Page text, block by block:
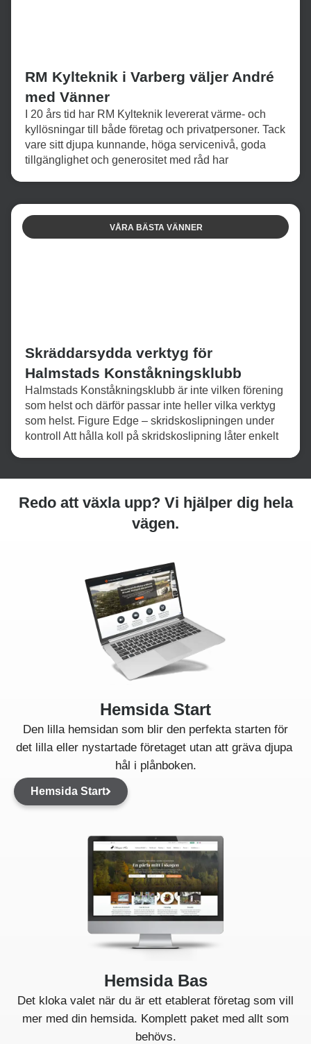
RM Kylteknik i Varberg väljer André
med Vänner
I 20 års tid har RM Kylteknik levererat värme- och
kyllösningar till både företag och privatpersoner. Tack
vare sitt djupa kunnande, höga servicenivå, goda
tillgänglighet och generositet med råd har
VÅRA BÄSTA VÄNNER
Skräddarsydda verktyg för
Halmstads Konståkningsklubb
Halmstads Konståkningsklubb är inte vilken förening
som helst och därför passar inte heller vilka verktyg
som helst. Figure Edge – skridskoslipningen under
kontroll Att hålla koll på skridskoslipning låter enkelt
Redo att växla upp? Vi hjälper dig hela
vägen.
Hemsida Start
Den lilla hemsidan som blir den perfekta starten för
det lilla eller nystartade företaget utan att gräva djupa
hål i plånboken.
Hemsida Start
Hemsida Bas
Det kloka valet när du är ett etablerat företag som vill
mer med din hemsida. Komplett paket med allt som
behövs.